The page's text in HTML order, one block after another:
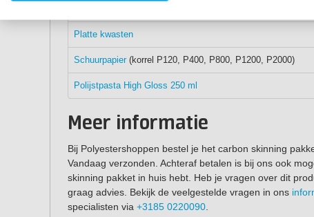
Platte kwasten
Schuurpapier (korrel P120, P400, P800, P1200, P2000)
Polijstpasta High Gloss 250 ml
Meer informatie
Bij Polyestershoppen bestel je het carbon skinning
Vandaag verzonden. Achteraf betalen is bij ons ook
skinning pakket in huis hebt. Heb je vragen over dit
graag advies. Bekijk de veelgestelde vragen in ons
specialisten via +3185 0220090